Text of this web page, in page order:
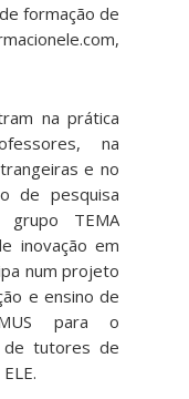
formação de
na prática
na
e no
de pesquisa
grupo TEMA
inovação em
num projeto
e ensino de
para o
de tutores de